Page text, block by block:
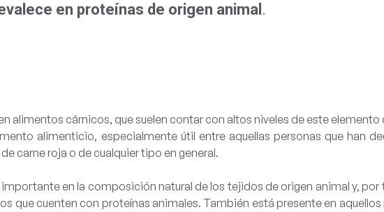
en proteínas de origen animal .
alimentos cárnicos, que suelen contar con altos niveles de este elemento
alimenticio, especialmente útil entre aquellas personas que han
carne roja o de cualquier tipo en general.
en la composición natural de los tejidos de origen animal y, por
que cuenten con proteínas animales. También está presente en